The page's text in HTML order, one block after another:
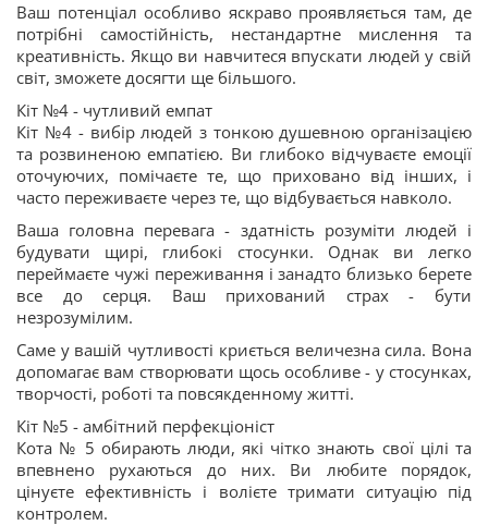
Ваш потенціал особливо яскраво проявляється там, де
потрібні самостійність, нестандартне мислення та
креативність. Якщо ви навчитеся впускати людей у свій
світ, зможете досягти ще більшого.
Кіт №4 - чутливий емпат
Кіт №4 - вибір людей з тонкою душевною організацією
та розвиненою емпатією. Ви глибоко відчуваєте емоції
оточуючих, помічаєте те, що приховано від інших, і
часто переживаєте через те, що відбувається навколо.
Ваша головна перевага - здатність розуміти людей і
будувати щирі, глибокі стосунки. Однак ви легко
переймаєте чужі переживання і занадто близько берете
все до серця. Ваш прихований страх - бути
незрозумілим.
Саме у вашій чутливості криється величезна сила. Вона
допомагає вам створювати щось особливе - у стосунках,
творчості, роботі та повсякденному житті.
Кіт №5 - амбітний перфекціоніст
Кота № 5 обирають люди, які чітко знають свої цілі та
впевнено рухаються до них. Ви любите порядок,
цінуєте ефективність і волієте тримати ситуацію під
контролем.